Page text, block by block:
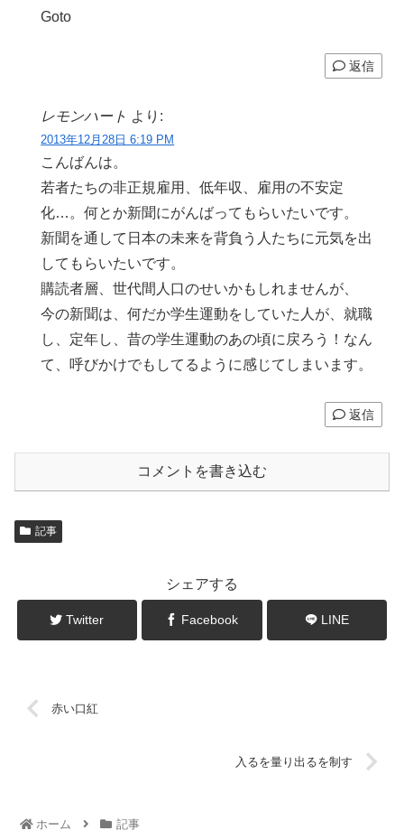
Goto
返信
レモンハート より:
2013年12月28日 6:19 PM
こんばんは。
若者たちの非正規雇用、低年収、雇用の不安定
化…。何とか新聞にがんばってもらいたいです。
新聞を通して日本の未来を背負う人たちに元気を出
してもらいたいです。
購読者層、世代間人口のせいかもしれませんが、
今の新聞は、何だか学生運動をしていた人が、就職
し、定年し、昔の学生運動のあの頃に戻ろう！なん
て、呼びかけでもしてるように感じてしまいます。
返信
コメントを書き込む
記事
シェアする
Twitter Facebook LINE
赤い口紅
入るを量り出るを制す
ホーム 記事